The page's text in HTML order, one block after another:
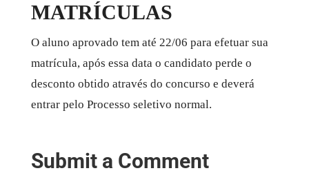
MATRÍCULAS
O aluno aprovado tem até 22/06​ para efetuar sua
matrícula, após essa data o candidato perde o
desconto obtido através do concurso e deverá
entrar pelo Processo seletivo normal​.
Submit a Comment